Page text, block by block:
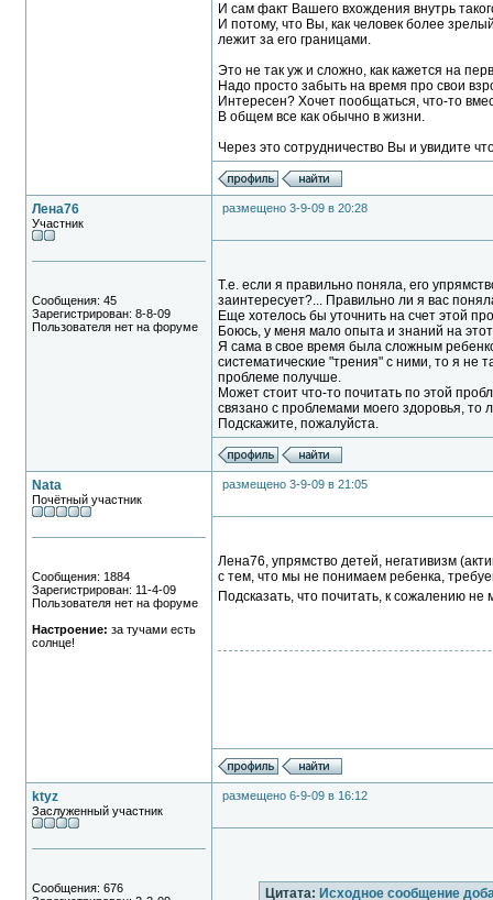
И сам факт Вашего вхождения внутрь
И потому, что Вы, как человек более
лежит за его границами.
Это не так уж и сложно, как кажется на
Надо просто забыть на время про свои
Интересен? Хочет пообщаться, что-то
В общем все как обычно в жизни.
Через это сотрудничество Вы и увидите
Лена76
Участник
Сообщения: 45
Зарегистрирован: 8-8-09
Пользователя нет на форуме
размещено 3-9-09 в 20:28
Т.е. если я правильно поняла, его
заинтересует?... Правильно ли я вас
Еще хотелось бы уточнить на счет этой
Боюсь, у меня мало опыта и знаний на
Я сама в свое время была сложным
систематические "трения" с ними, то я не
проблеме получше.
Может стоит что-то почитать по этой
связано с проблемами моего здоровья, то
Подскажите, пожалуйста.
Nata
Почётный участник
Сообщения: 1884
Зарегистрирован: 11-4-09
Пользователя нет на форуме
Настроение: за тучами есть
солнце!
размещено 3-9-09 в 21:05
Лена76, упрямство детей, негативизм
с тем, что мы не понимаем ребенка,
Подсказать, что почитать, к сожалению
ktyz
Заслуженный участник
Сообщения: 676
размещено 6-9-09 в 16:12
Цитата: Исходное сообщение